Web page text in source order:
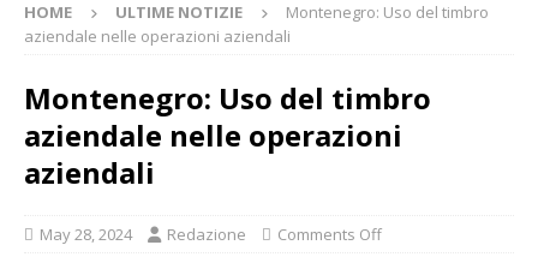
HOME ULTIME NOTIZIE
Montenegro: Uso del timbro
aziendale nelle operazioni aziendali
Montenegro: Uso del timbro
aziendale nelle operazioni
aziendali
May 28, 2024 Redazione Comments Off